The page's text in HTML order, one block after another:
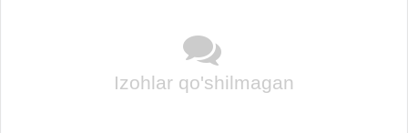
Izohlar qo'shilmagan